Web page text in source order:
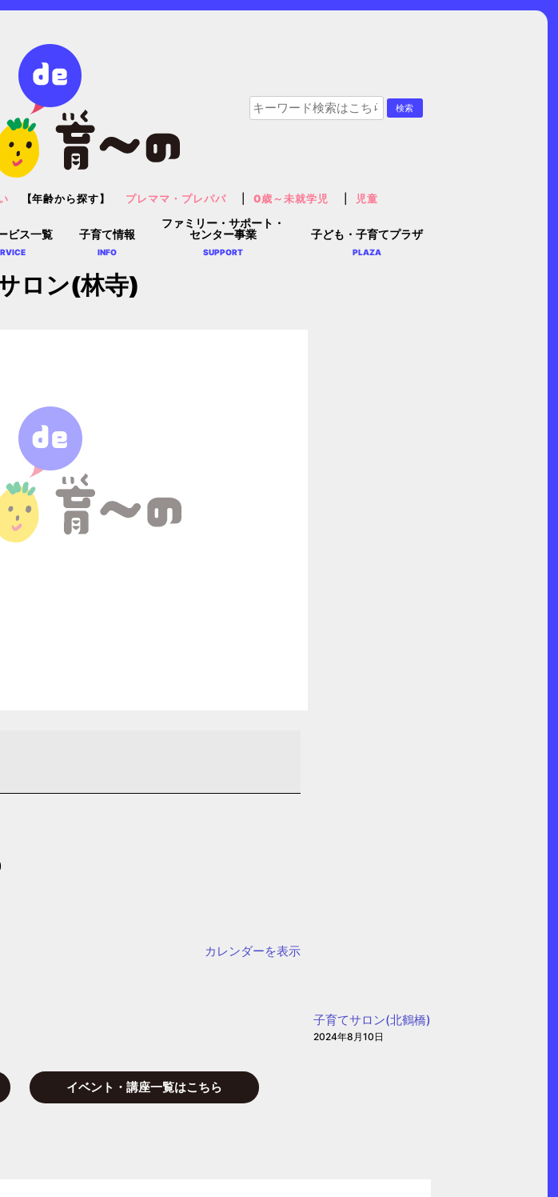
ビス一覧 子育て情報
INFO
ファミリー・サポート・
センター事業
SUPPORT
子ども・子育てプラザ
PLAZA
【年齢から探す】 プレママ・プレパパ 0歳～未就学児 児童
ロン(林寺)
カレンダーを表示
子育てサロン(北鶴橋)
2024年8月10日
イベント・講座一覧はこちら